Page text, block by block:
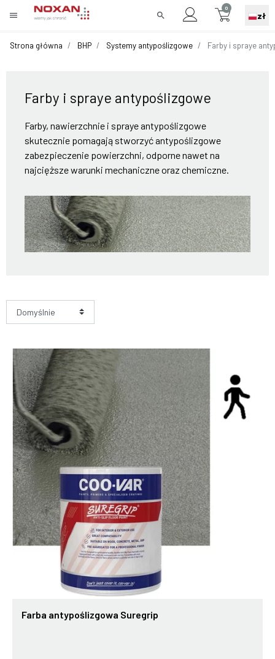
menu search
0
zł
Strona główna BHP Systemy antypoślizgowe Farby i spraye
Farby i spraye antypoślizgowe
Farby, nawierzchnie i spraye antypoślizgowe
skutecznie pomagają stworzyć antypoślizgowe
zabezpieczenie powierzchni, odporne nawet na
najcięższe warunki mechaniczne oraz chemiczne.
Farba antypoślizgowa Suregrip